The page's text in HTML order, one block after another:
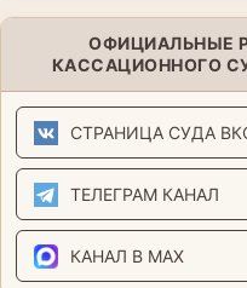
ОФИЦИАЛЬНЫЕ
КАССАЦИОННОГО
СТРАНИЦА СУДА
ТЕЛЕГРАМ КАНАЛ
КАНАЛ В MAX